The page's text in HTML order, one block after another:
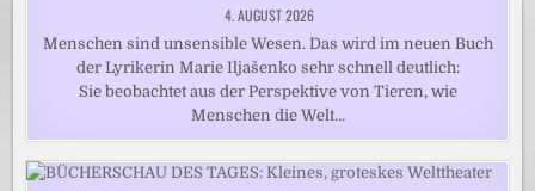
4. AUGUST 2026
Menschen sind unsensible Wesen. Das wird im neuen Buch
der Lyrikerin Marie Iljašenko sehr schnell deutlich:
Sie beobachtet aus der Perspektive von Tieren, wie
Menschen die Welt…